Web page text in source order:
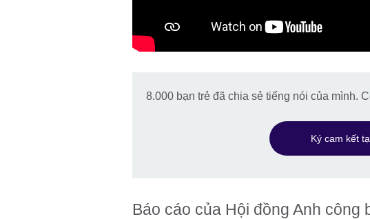
8.000 bạn trẻ đã chia sẻ tiếng nói của mình.
Ký cam kết
Báo cáo của Hội đồng Anh công